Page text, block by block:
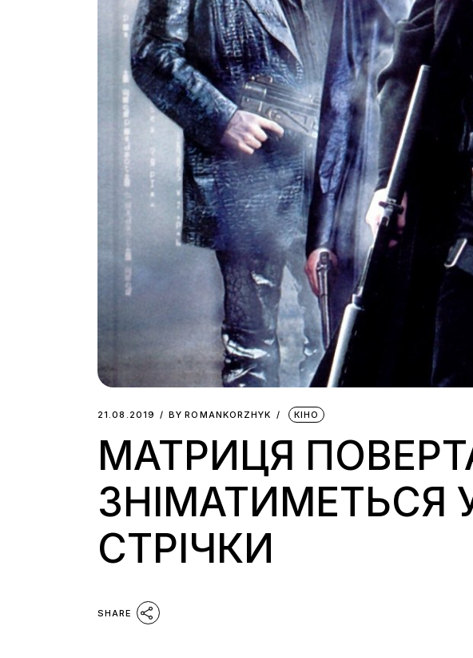
21.08.2019 BY ROMANKORZHYK КІНО
МАТРИЦЯ
ЗНІМАТИМЕТЬСЯ
СТРІЧКИ
SHARE